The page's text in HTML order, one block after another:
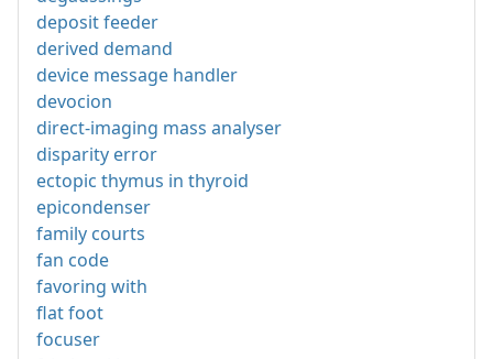
deposit feeder
derived demand
device message handler
devocion
direct-imaging mass analyser
disparity error
ectopic thymus in thyroid
epicondenser
family courts
fan code
favoring with
flat foot
focuser